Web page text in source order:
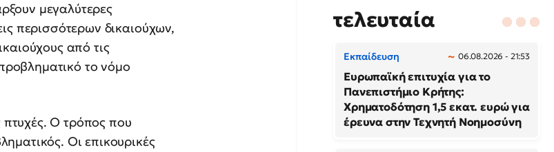
μεγαλύτερες
περισσότερων δικαιούχων,
από τις
το νόμο
πτυχές. Ο τρόπος που
Οι επικουρικές
τελευταία
Εκπαίδευση 06.08.2026 - 21:53
Ευρωπαϊκή επιτυχία για το
Πανεπιστήμιο Κρήτης:
Χρηματοδότηση 1,5 εκατ. ευρώ για
έρευνα στην Τεχνητή Νοημοσύνη